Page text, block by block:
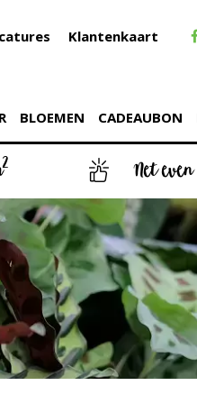
2 Net
Klantenkaart
BLOEMEN CADEAUBON